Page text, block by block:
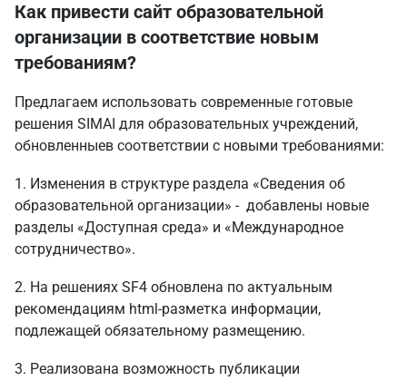
Как привести сайт образовательной
организации в соответствие новым
требованиям?
Предлагаем использовать современные готовые
решения SIMAI для образовательных учреждений,
обновленныев соответствии с новыми требованиями:
1. Изменения в структуре раздела «Сведения об
образовательной организации» - добавлены новые
разделы «Доступная среда» и «Международное
сотрудничество».
2. На решениях SF4 обновлена по актуальным
рекомендациям html-разметка информации,
подлежащей обязательному размещению.
3. Реализована возможность публикации